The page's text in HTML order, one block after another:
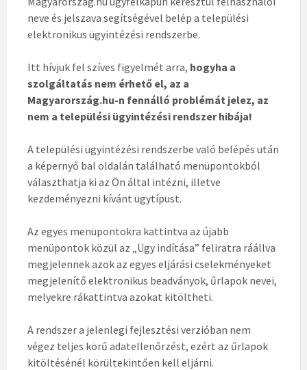
neve és jelszava segítségével belép a települési
elektronikus ügyintézési rendszerbe.
Itt hívjuk fel szíves figyelmét arra, hogyha a
szolgáltatás nem érhető el, az a
Magyarország.hu-n fennálló problémát jelez, az
nem a települési ügyintézési rendszer hibája!
A települési ügyintézési rendszerbe való belépés után
a képernyő bal oldalán található menüpontokból
választhatja ki az Ön által intézni, illetve
kezdeményezni kívánt ügytípust.
Az egyes menüpontokra kattintva az újabb
menüpontok közül az „Ügy indítása” feliratra ráállva
megjelennek azok az egyes eljárási cselekményeket
megjelenítő elektronikus beadványok, űrlapok nevei,
melyekre rákattintva azokat kitöltheti.
A rendszer a jelenlegi fejlesztési verzióban nem
végez teljes körű adatellenőrzést, ezért az űrlapok
kitöltésénél körültekintően kell eljárni.